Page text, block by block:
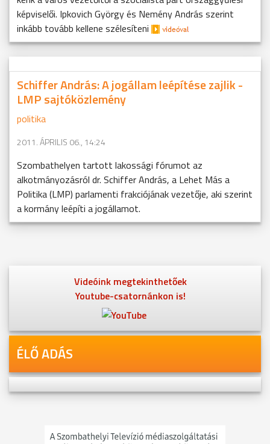
képviselői. Ipkovich György és Nemény András szerint
inkább tovább kellene szélesíteni
Schiffer András: A jogállam leépítése zajlik -
LMP sajtóközlemény
politika
2011. ÁPRILIS 06., 14:24
Szombathelyen tartott lakossági fórumot az
alkotmányozásról dr. Schiffer András, a Lehet Más a
Politika (LMP) parlamenti frakciójának vezetője, aki szerint
a kormány leépíti a jogállamot.
Videóink megtekinthetőek
Youtube-csatornánkon is!
ÉLŐ ADÁS